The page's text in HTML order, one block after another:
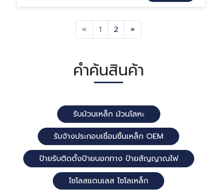
« Previous
1 2 »
คำค้นสินค้า
รับม้วนเหล็ก ม้วนโลหะ
รับจ้างประกอบเชื่อมชิ้นเหล็ก OEM
ป้ายรับติดตั้งป้ายบอกทาง ป้ายสัญญาณไฟ
ไซโลสแตนเลส ไซโลเหล็ก